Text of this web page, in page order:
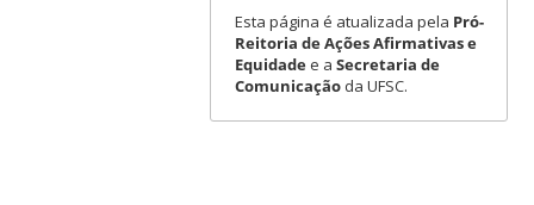
Esta página é atualizada pela Pró-
Reitoria de Ações Afirmativas e
Equidadee a Secretaria de
Comunicaçãoda UFSC.